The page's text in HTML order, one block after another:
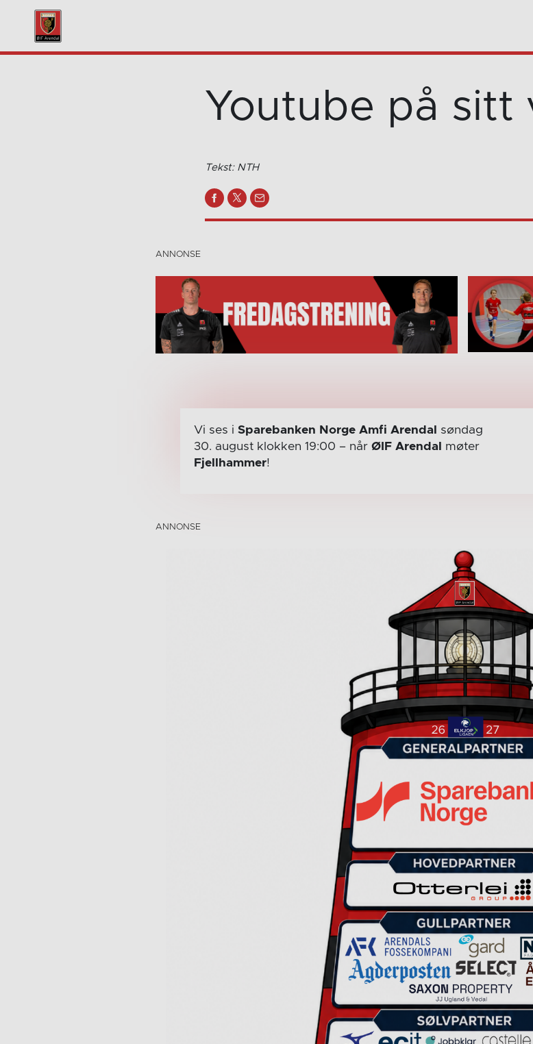
Youtube på sitt
Tekst: NTH
Vi ses i Sparebanken Norge Amfi Arendal
søndag
30. august klokken 19:00 – når ØIF Arendal
møter
Fjellhammer!